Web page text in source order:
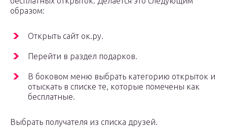
образом:
Открыть сайт ок.ру.
Перейти в раздел подарков.
В боковом меню выбрать категорию открыток и
отыскать в списке те, которые помечены как
бесплатные.
Выбрать получателя из списка друзей.